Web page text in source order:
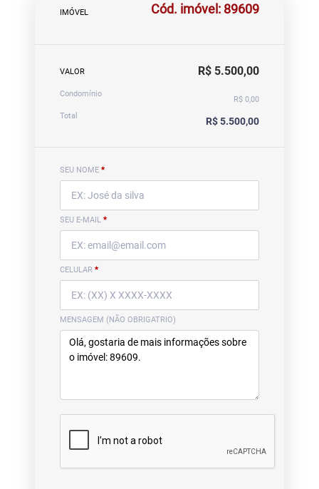
IMÓVEL Cód. imóvel: 89609
VALOR R$ 5.500,00
Condomínio
R$ 0,00
Total
R$ 5.500,00
SEU NOME *
SEU E-MAIL *
CELULAR *
MENSAGEM (NÃO OBRIGATRIO)